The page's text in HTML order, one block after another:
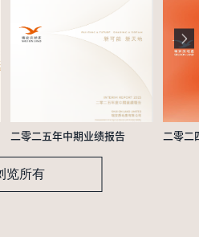
二零二五年中期业绩报告 二零二
览所有